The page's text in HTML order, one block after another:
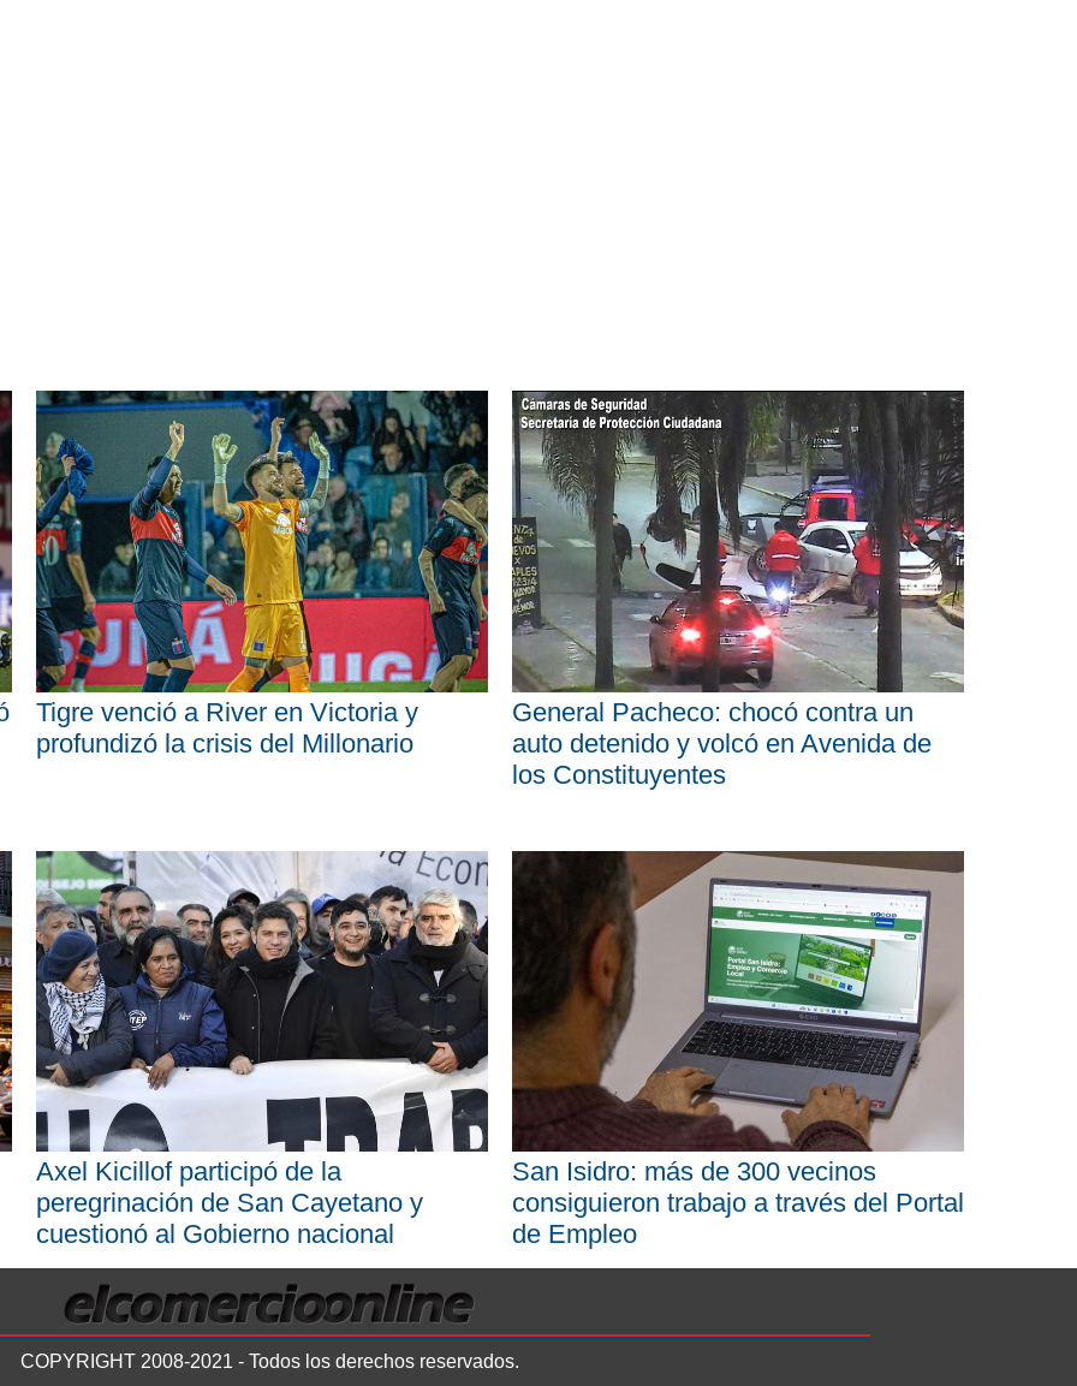
Tigre venció a River en Victoria y
profundizó la crisis del Millonario
General Pacheco: chocó contra un
auto detenido y volcó en Avenida de
los Constituyentes
Axel Kicillof participó de la
peregrinación de San Cayetano y
cuestionó al Gobierno nacional
San Isidro: más de 300 vecinos
consiguieron trabajo a través del Portal
de Empleo
COPYRIGHT 2008-2021 - Todos los derechos reservados.